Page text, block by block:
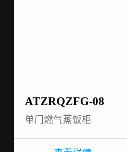
ATZRQZFG-08
单门燃气蒸饭柜